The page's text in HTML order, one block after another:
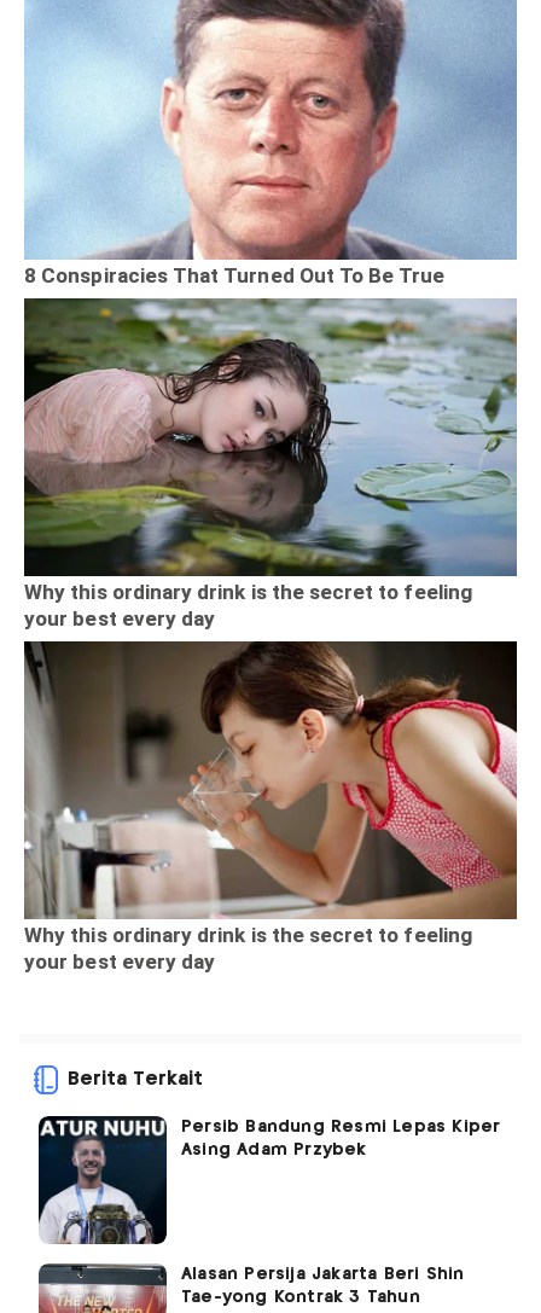
Berita Terkait
Persib Bandung Resmi Lepas Kiper
Asing Adam Przybek
Alasan Persija Jakarta Beri Shin
Tae-yong Kontrak 3 Tahun